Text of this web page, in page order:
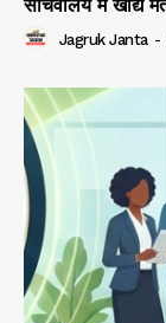
सचिवालय मे खाद्य
Jagruk Janta -